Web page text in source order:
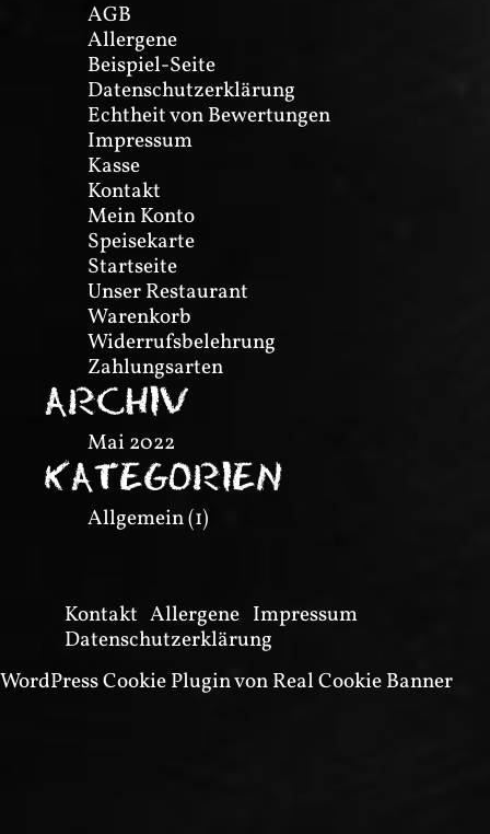
AGB
Allergene
Beispiel-Seite
Datenschutzerklärung
Echtheit von Bewertungen
Impressum
Kasse
Kontakt
Mein Konto
Speisekarte
Startseite
Unser Restaurant
Warenkorb
Widerrufsbelehrung
Zahlungsarten
ARCHIV
Mai 2022
KATEGORIEN
Allgemein(1)
Kontakt Allergene Impressum
Datenschutzerklärung
WordPress Cookie Plugin von Real Cookie Banner